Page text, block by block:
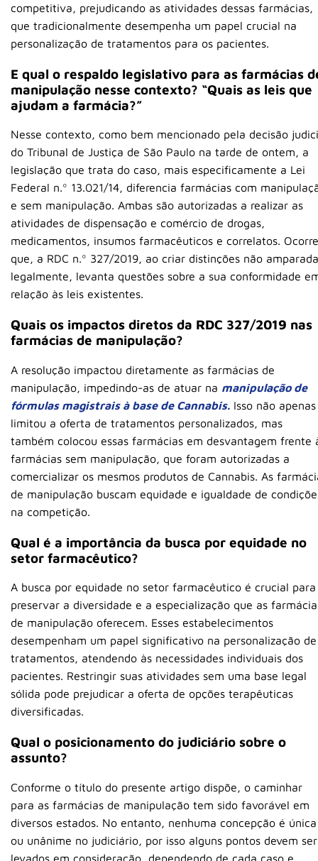
competitiva, prejudicando as atividades dessas farmácias,
que tradicionalmente desempenha um papel crucial na
personalização de tratamentos para os pacientes.
E qual o respaldo legislativo para as farmácias
manipulação nesse contexto? “Quais as leis que
ajudam a farmácia?”
Nesse contexto, como bem mencionado pela decisão
do Tribunal de Justiça de São Paulo na tarde de ontem, a
legislação que trata do caso, mais especificamente a Lei
Federal n.º 13.021/14, diferencia farmácias com
e sem manipulação. Ambas são autorizadas a realizar as
atividades de dispensação e comércio de drogas,
medicamentos, insumos farmacêuticos e correlatos. Ocorre
que, a RDC n.º 327/2019, ao criar distinções não
legalmente, levanta questões sobre a sua conformidade
relação às leis existentes.
Quais os impactos diretos da RDC 327/2019 nas
farmácias de manipulação?
A resolução impactou diretamente as farmácias de
manipulação, impedindo-as de atuar na manipulação de
fórmulas magistrais à base de Cannabis. Isso não apenas
limitou a oferta de tratamentos personalizados, mas
também colocou essas farmácias em desvantagem frente
farmácias sem manipulação, que foram autorizadas a
comercializar os mesmos produtos de Cannabis. As
de manipulação buscam equidade e igualdade de
na competição.
Qual é a importância da busca por equidade no
setor farmacêutico?
A busca por equidade no setor farmacêutico é crucial para
preservar a diversidade e a especialização que as
de manipulação oferecem. Esses estabelecimentos
desempenham um papel significativo na personalização de
tratamentos, atendendo às necessidades individuais dos
pacientes. Restringir suas atividades sem uma base legal
sólida pode prejudicar a oferta de opções terapêuticas
diversificadas.
Qual o posicionamento do judiciário sobre o
assunto?
Conforme o título do presente artigo dispõe, o caminhar
para as farmácias de manipulação tem sido favorável em
diversos estados. No entanto, nenhuma concepção é única
ou unânime no judiciário, por isso alguns pontos devem ser
levados em consideração, dependendo de cada caso e